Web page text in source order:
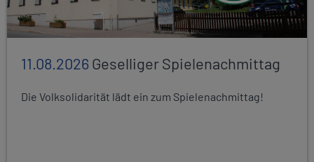
11.08.2026Geselliger Spielenachmittag
Die Volksolidarität lädt ein zum Spielenachmittag!